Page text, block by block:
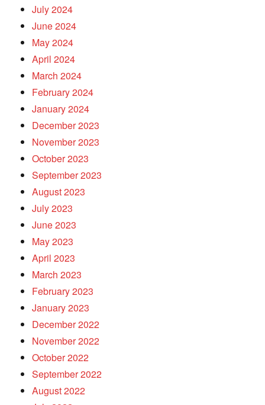
July 2024
June 2024
May 2024
April 2024
March 2024
February 2024
January 2024
December 2023
November 2023
October 2023
September 2023
August 2023
July 2023
June 2023
May 2023
April 2023
March 2023
February 2023
January 2023
December 2022
November 2022
October 2022
September 2022
August 2022